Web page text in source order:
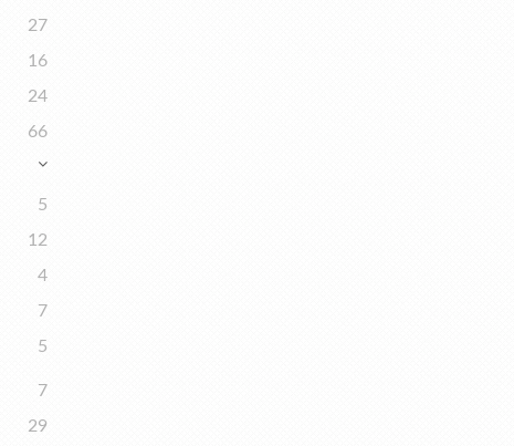
27
16
24
66
5
12
4
7
5
7
29